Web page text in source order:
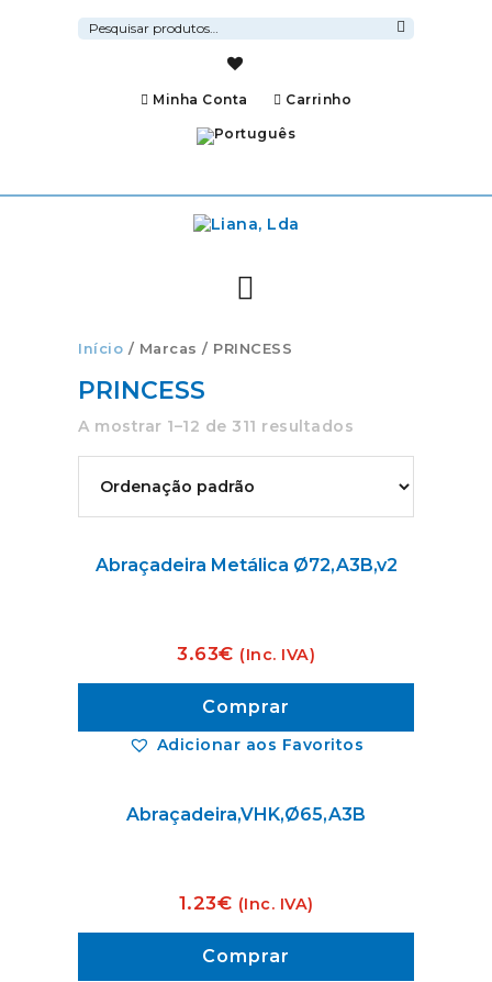
Pesquisar
por:
Minha Conta Carrinho
Início / Marcas / PRINCESS
PRINCESS
A mostrar 1–12 de 311 resultados
Adicionar aos Favoritos
Abraçadeira Metálica Ø72,A3B,v2
3.63€ (Inc. IVA)
Comprar
Abraçadeira,VHK,Ø65,A3B
1.23€ (Inc. IVA)
Comprar